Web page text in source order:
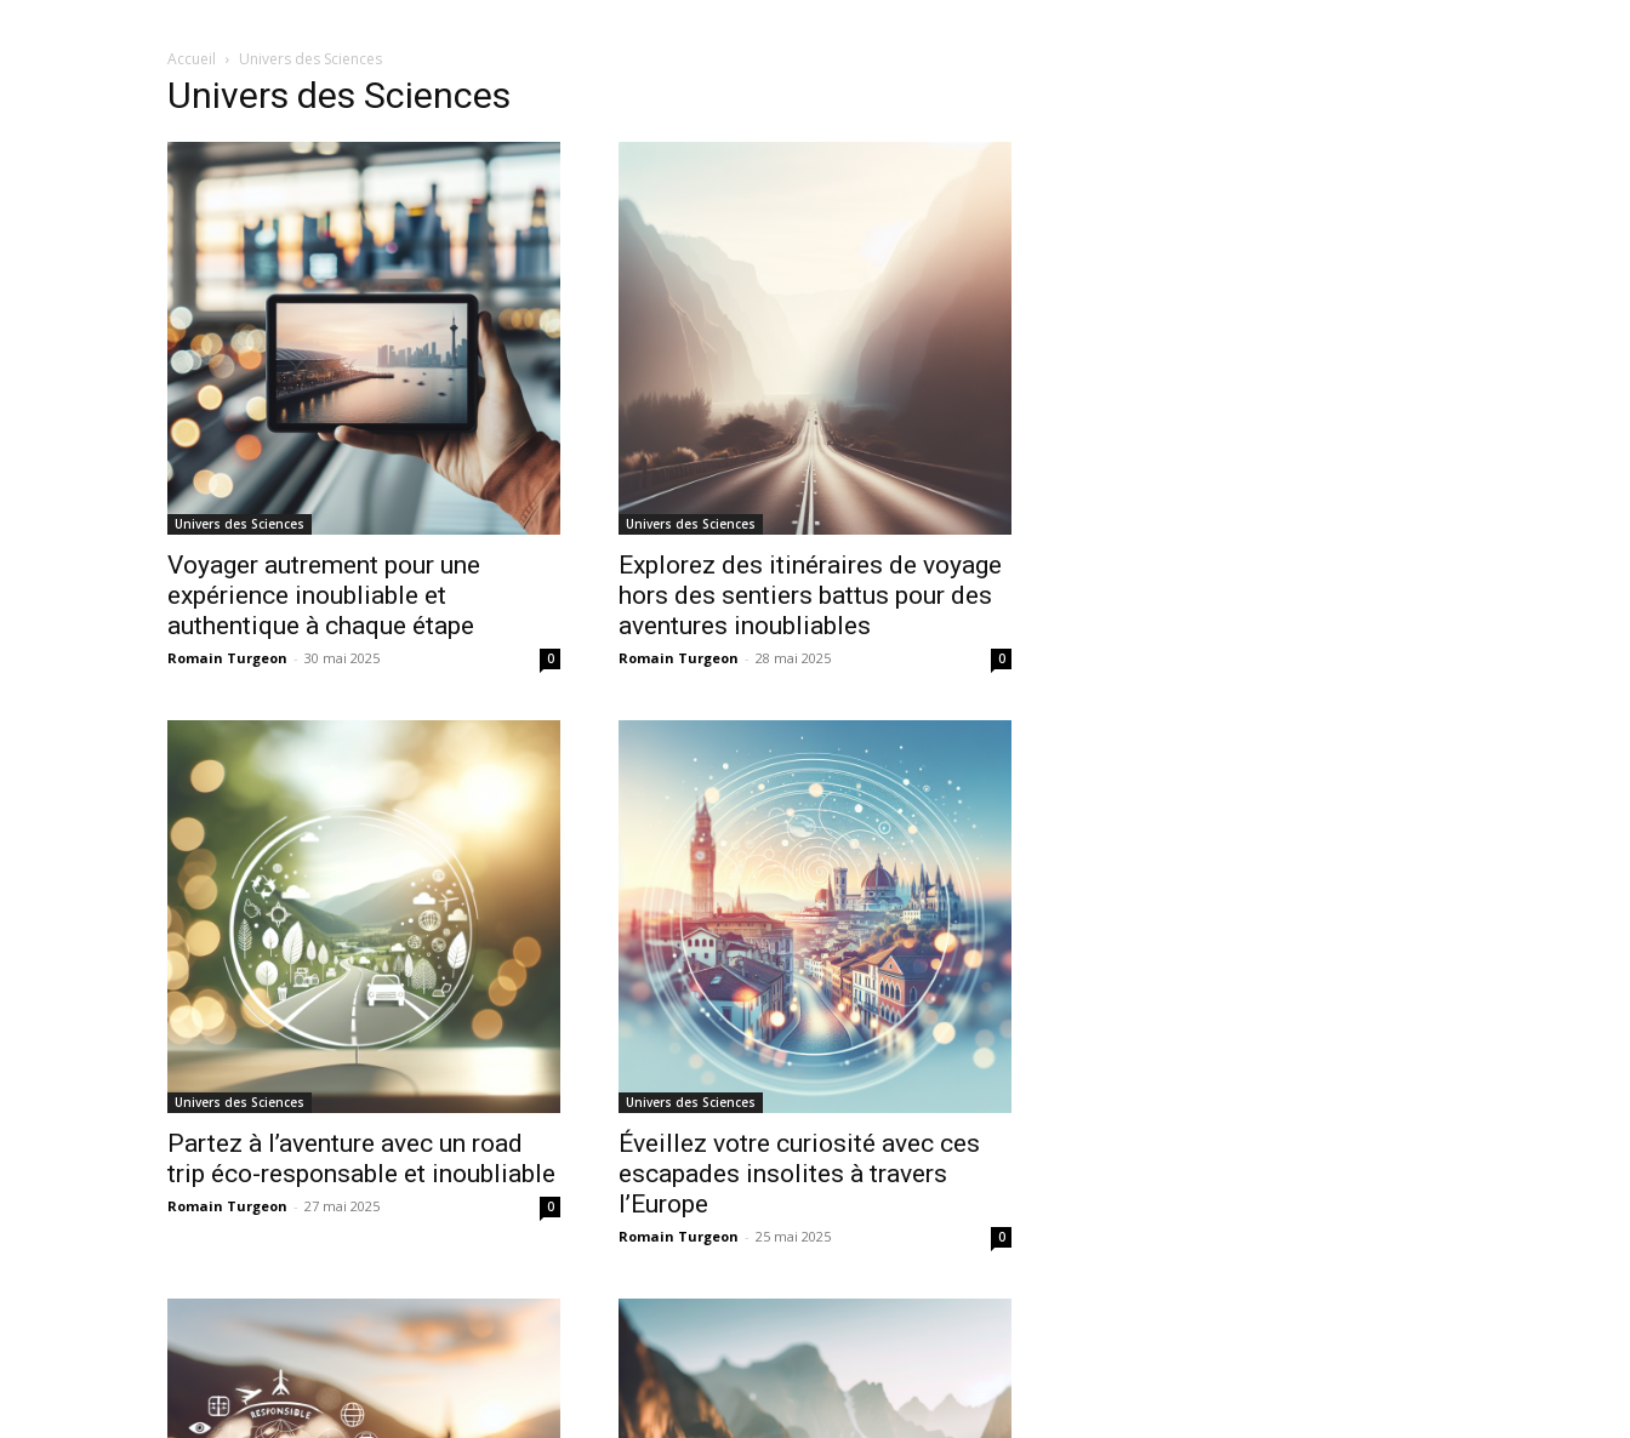
Accueil Univers des Sciences
Univers des Sciences
Univers des Sciences
Voyager autrement pour une
expérience inoubliable et
authentique à chaque étape
Romain Turgeon - 30 mai 2025 0
Univers des Sciences
Explorez des itinéraires de voyage
hors des sentiers battus pour des
aventures inoubliables
Romain Turgeon - 28 mai 2025 0
Univers des Sciences
Partez à l’aventure avec un road
trip éco-responsable et inoubliable
Romain Turgeon - 27 mai 2025 0
Univers des Sciences
Éveillez votre curiosité avec ces
escapades insolites à travers
l’Europe
Romain Turgeon - 25 mai 2025 0